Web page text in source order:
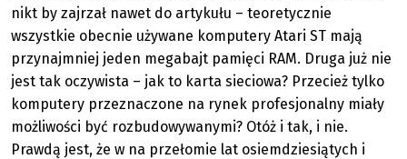
nikt by zajrzał nawet do artykułu – teoretycznie
wszystkie obecnie używane komputery Atari ST mają
przynajmniej jeden megabajt pamięci RAM. Druga już nie
jest tak oczywista – jak to karta sieciowa? Przecież tylko
komputery przeznaczone na rynek profesjonalny miały
możliwości być rozbudowywanymi? Otóż i tak, i nie.
Prawdą jest, że w na przełomie lat osiemdziesiątych i